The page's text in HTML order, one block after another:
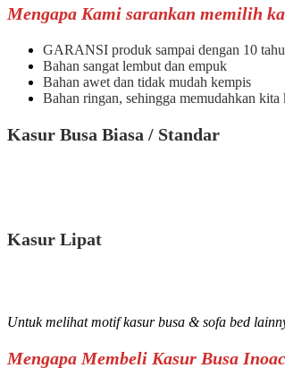
Mengapa Kami sarankan memilih
GARANSI produk sampai dengan 10
Bahan sangat lembut dan empuk
Bahan awet dan tidak mudah kempis
Bahan ringan, sehingga memudahkan
Kasur Busa Biasa / Standar
Kasur Lipat
Untuk melihat motif kasur busa & sofa bed
Mengapa Membeli Kasur Busa